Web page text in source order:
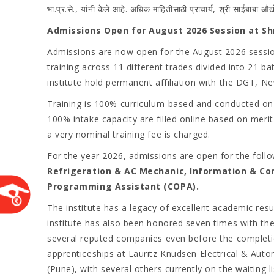
भा.प्र.से., यांनी केले आहे. अधिक माहितीसाठी प्राचार्य, श्री
Admissions Open for August 2026 Session at
Admissions are now open for the August 2026
training across 11 different trades divided into 21
institute hold permanent affiliation with the DGT,
Training is 100% curriculum-based and conducted
100% intake capacity are filled online based on
a very nominal training fee is charged.
For the year 2026, admissions are open for the
Refrigeration & AC Mechanic, Information &
Programming Assistant (COPA).
The institute has a legacy of excellent academic
institute has also been honored seven times with
several reputed companies even before the
apprenticeships at Lauritz Knudsen Electrical &
(Pune), with several others currently on the waiting